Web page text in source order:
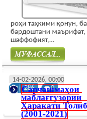
роҳи таҳкими қонун,
бардоштани маърифат,
шаффофият,...
14-02-2026, 00:00
286
0
Сарчашмаҳои
маблағгузории
Ҳаракати
(2001-2021)